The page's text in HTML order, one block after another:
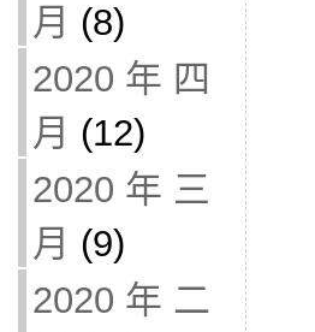
月 (8)
2020 年 四
月 (12)
2020 年 三
月 (9)
2020 年 二